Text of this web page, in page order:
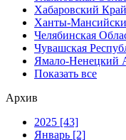
Хабаровский
Ханты-
Челябинская
Чувашская
Ямало-Ненецкий
Показать все
Архив
2025 [43]
Январь [2]